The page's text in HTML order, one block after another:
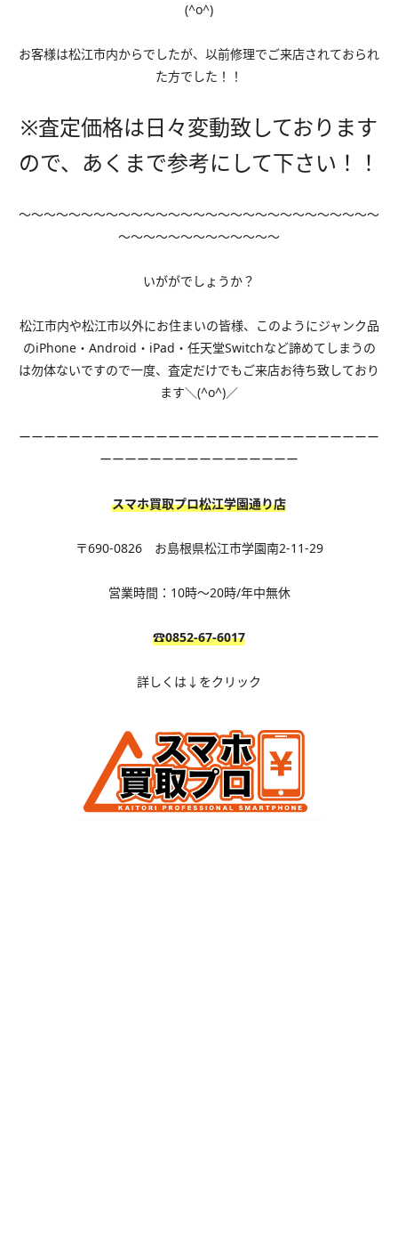
(^o^)
お客様は松江市内からでしたが、以前修理でご来店されておられ
た方でした！！
※査定価格は日々変動致しております
ので、あくまで参考にして下さい！！
～～～～～～～～～～～～～～～～～～～～～～～～～～～～～
～～～～～～～～～～～～～
いががでしょうか？
松江市内や松江市以外にお住まいの皆様、このようにジャンク品
のiPhone・Android・iPad・任天堂Switchなど諦めてしまうの
は勿体ないですので一度、査定だけでもご来店お待ち致しており
ます＼(^o^)／
ーーーーーーーーーーーーーーーーーーーーーーーーーーーーー
ーーーーーーーーーーーーーーーー
スマホ買取プロ松江学園通り店
〒690-0826 お島根県松江市学園南2-11-29
営業時間：10時～20時/年中無休
☎0852-67-6017
詳しくは↓をクリック